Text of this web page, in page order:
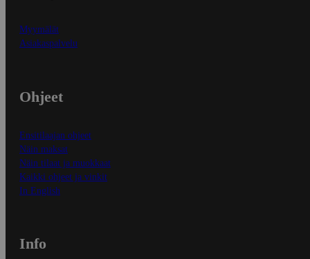
Myymälät
Asiakaspalvelu
Ohjeet
Ensitilaajan ohjeet
Näin maksat
Näin tilaat ja muokkaat
Kaikki ohjeet ja vinkit
In English
Info